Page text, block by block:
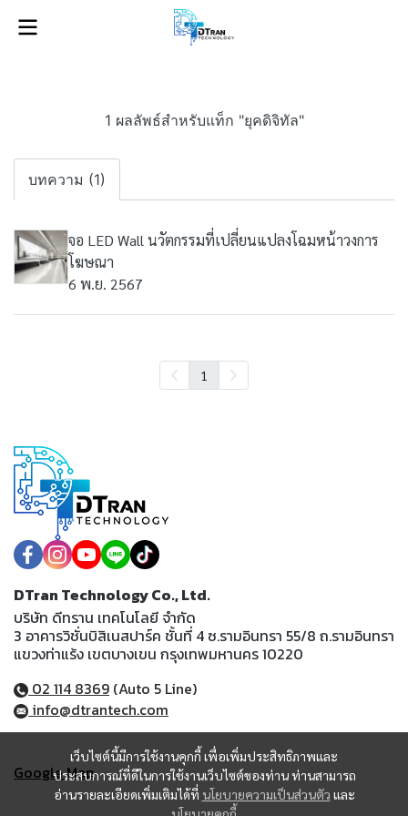
1 ผลลัพธ์สำหรับแท็ก "ยุคดิจิทัล"
บทความ (1)
จอ LED Wall นวัตกรรมที่เปลี่ยนแปลงโฉมหน้าวงการ
โฆษณา
6 พ.ย. 2567
1
เว็บไซต์นี้มีการใช้งานคุกกี้ เพื่อเพิ่มประสิทธิภาพและ
ประสบการณ์ที่ดีในการใช้งานเว็บไซต์ของท่าน ท่านสามารถ
อ่านรายละเอียดเพิ่มเติมได้ที่ นโยบายความเป็นส่วนตัว และ
DTran Technology Co., Ltd.
บริษัท ดีทราน เทคโนโลยี จำกัด
3 อาคารวิชั่นบิสิเนสปาร์ค ชั้นที่ 4 ซ.รามอินทรา 55/8 ถ.รามอินทรา
แขวงท่าแร้ง เขตบางเขน กรุงเทพมหานคร 10220
02 114 8369 (Auto 5 Line)
info@dtrantech.com
Google Map